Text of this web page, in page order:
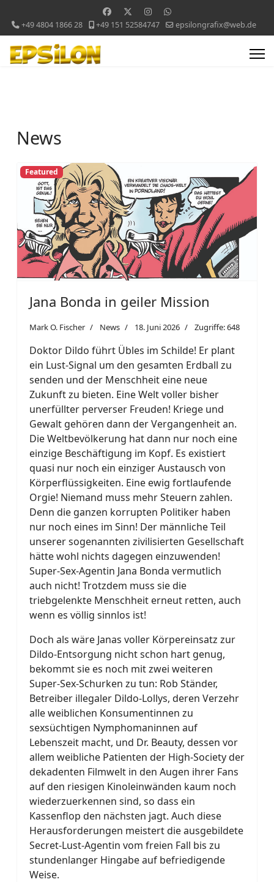
+49 4804 1866 28 +49 151 52584747 epsilongrafix@web.de
News
Featured
Jana Bonda in geiler Mission
Mark O. Fischer News 18. Juni 2026 Zugriffe: 648
Doktor Dildo führt Übles im Schilde! Er plant
ein Lust-Signal um den gesamten Erdball zu
senden und der Menschheit eine neue
Zukunft zu bieten. Eine Welt voller bisher
unerfüllter perverser Freuden! Kriege und
Gewalt gehören dann der Vergangenheit an.
Die Weltbevölkerung hat dann nur noch eine
einzige Beschäftigung im Kopf. Es existiert
quasi nur noch ein einziger Austausch von
Körperflüssigkeiten. Eine ewig fortlaufende
Orgie! Niemand muss mehr Steuern zahlen.
Denn die ganzen korrupten Politiker haben
nur noch eines im Sinn! Der männliche Teil
unserer sogenannten zivilisierten Gesellschaft
hätte wohl nichts dagegen einzuwenden!
Super-Sex-Agentin Jana Bonda vermutlich
auch nicht! Trotzdem muss sie die
triebgelenkte Menschheit erneut retten, auch
wenn es völlig sinnlos ist!
Doch als wäre Janas voller Körpereinsatz zur
Dildo-Entsorgung nicht schon hart genug,
bekommt sie es noch mit zwei weiteren
Super-Sex-Schurken zu tun: Rob Ständer,
Betreiber illegaler Dildo-Lollys, deren Verzehr
alle weiblichen Konsumentinnen zu
sexsüchtigen Nymphomaninnen auf
Lebenszeit macht, und Dr. Beauty, dessen vor
allem weibliche Patienten der High-Society der
dekadenten Filmwelt in den Augen ihrer Fans
auf den riesigen Kinoleinwänden kaum noch
wiederzuerkennen sind, so dass ein
Kassenflop den nächsten jagt. Auch diese
Herausforderungen meistert die ausgebildete
Secret-Lust-Agentin vom freien Fall bis zu
stundenlanger Hingabe auf befriedigende
Weise.